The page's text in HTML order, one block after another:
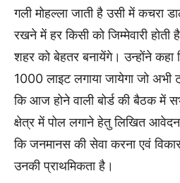
गली मोहल्ला जाती है उसी में कचरा
रखने में हर किसी को जिम्मेवारी
शहर को बेहतर बनायेंगे। उन्होंने कहा
1000 लाइट लगाया जायेगा जो अभी
कि आज होने वाली बोर्ड की बैठक में
क्षेत्र में पोल लगाने हेतु लिखित आवेदन
कि जनमानस की सेवा करना एवं
उनकी प्राथमिकता है।